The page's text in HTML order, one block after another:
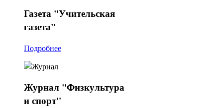
Газета "Учительская
газета"
Подробнее
Журнал "Физкультура
и спорт"